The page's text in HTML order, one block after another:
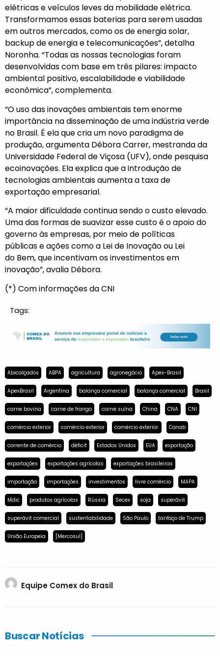
elétricas e veículos leves da mobilidade elétrica.
Transformamos essas baterias para serem usadas
em outros mercados, como os de energia solar,
backup de energia e telecomunicações”, detalha
Noronha. “Todas as nossas tecnologias foram
desenvolvidas com base em três pilares: impacto
ambiental positivo, escalabilidade e viabilidade
econômica”, complementa.
“O uso das inovações ambientais tem enorme
importância na disseminação de uma indústria verde
no Brasil. É ela que cria um novo paradigma de
produção, argumenta Débora Carrer, mestranda da
Universidade Federal de Viçosa (UFV), onde pesquisa
ecoinovações. Ela explica que a introdução de
tecnologias ambientais aumenta a taxa de
exportação empresarial.
“A maior dificuldade continua sendo o custo elevado.
Uma das formas de suavizar esse custo é o apoio do
governo às empresas, por meio de políticas
públicas e ações como a Lei de Inovação ou Lei
do Bem, que incentivam os investimentos em
inovação”, avalia Débora.
(*) Com informações da CNI
Tags:
Abicalçados ABPA agricultura agronegócio Apex-Brasil
ApexBrasil Argentina balança comercial balança comercial Brasil
carne bovina carne de frango carne suína China CNA CNI
comércio exterior comércio exterior comércio exterior. Conab
corrente de comércio déficit Estados Unidos EUA exportação
exportações exportações agrícolas exportações brasileiras
importação importações investimentos livre comércio MAPA
Mdic produtos agrícolas Rússia Secex soja superávit
superávit comercial sustentabilidade São Paulo tarifaço de Trump
União Europeia [Mercosul]
Equipe Comex do Brasil
Buscar Notícias